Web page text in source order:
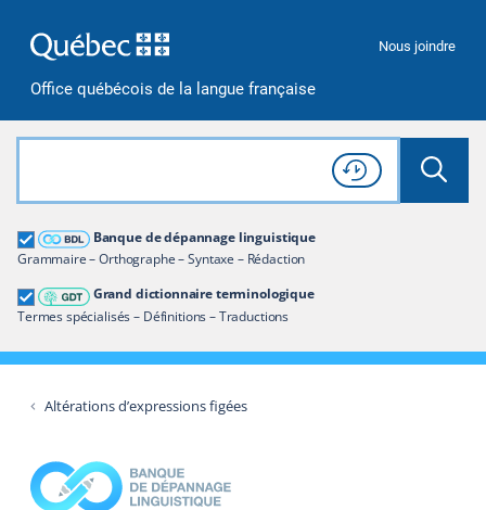
Office québécois de la langue française
Nous joindre
Rechercher dans tout le site
Lancer
Consulter l'
Historique
de recherche
Banque de dépannage linguistique
Grammaire – Orthographe – Syntaxe – Rédaction
Grand dictionnaire terminologique
Termes spécialisés – Définitions – Traductions
Grand dictionnaire terminologique
Restreindre aux termes
Altérations d’expressions figées